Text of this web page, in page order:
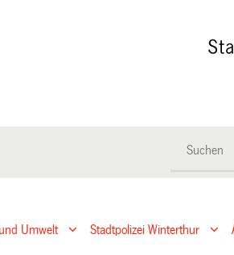
Umwelt Stadtpolizei Winterthur